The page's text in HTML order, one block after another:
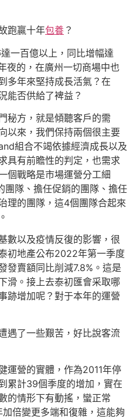
跑贏十年包養 ？
一百億以上，同比增幅達
夜的，在廣州一切商場中也
多年來堅持成長活氣？在
能否供給了裨益？
秘方，就是傾聽客戶的需
以來，我們保持兩個很主要
組合不竭依據經濟成長以及
具有前瞻性的判定，也需求
個戰略是市場運營分工細
隊、擔任促銷的團隊、擔任
理的團隊，這4個團隊合起來
數以及疫情反復的影響，很
初地產公布2022年第一季度
發賣額同比削減7.8%。這是
滑。接上去泰初匯會采取哪
跡增加呢？對于本年的運營
遇了一些艱苦，好比說客流
運營的實體，作為2011年停
累計39個季度的增加，實在
的情形下有動搖，蠻正常
倍變更多端和復雜，這能夠